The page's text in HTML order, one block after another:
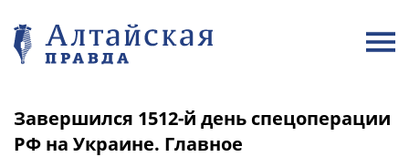
Завершился 1512-й день спецоперации
РФ на Украине. Главное